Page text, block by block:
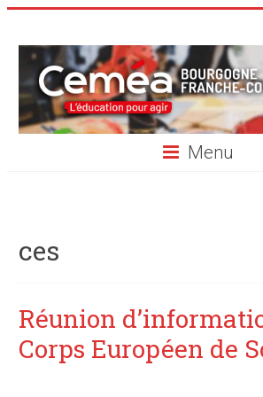
content
Ceméa
de
Bourgogne
Menu
ces
Réunion
Corps Européen de